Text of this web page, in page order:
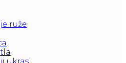
ruže